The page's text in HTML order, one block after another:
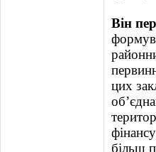
Він
цих
більш